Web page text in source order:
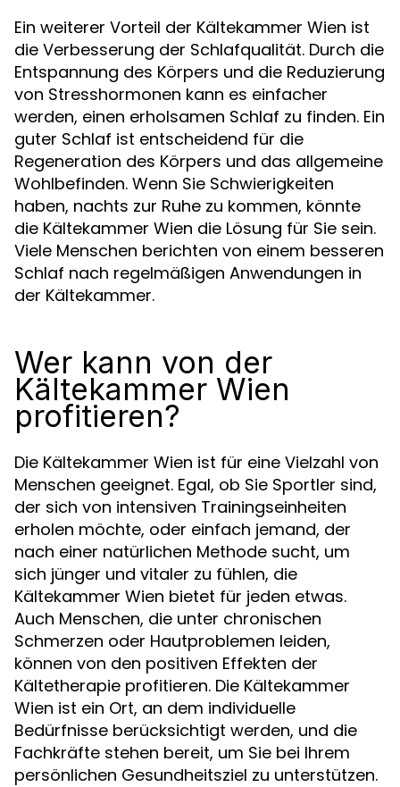
Ein weiterer Vorteil der Kältekammer Wien ist
die Verbesserung der Schlafqualität. Durch die
Entspannung des Körpers und die Reduzierung
von Stresshormonen kann es einfacher
werden, einen erholsamen Schlaf zu finden. Ein
guter Schlaf ist entscheidend für die
Regeneration des Körpers und das allgemeine
Wohlbefinden. Wenn Sie Schwierigkeiten
haben, nachts zur Ruhe zu kommen, könnte
die Kältekammer Wien die Lösung für Sie sein.
Viele Menschen berichten von einem besseren
Schlaf nach regelmäßigen Anwendungen in
der Kältekammer.
Wer kann von der
Kältekammer Wien
profitieren?
Die Kältekammer Wien ist für eine Vielzahl von
Menschen geeignet. Egal, ob Sie Sportler sind,
der sich von intensiven Trainingseinheiten
erholen möchte, oder einfach jemand, der
nach einer natürlichen Methode sucht, um
sich jünger und vitaler zu fühlen, die
Kältekammer Wien bietet für jeden etwas.
Auch Menschen, die unter chronischen
Schmerzen oder Hautproblemen leiden,
können von den positiven Effekten der
Kältetherapie profitieren. Die Kältekammer
Wien ist ein Ort, an dem individuelle
Bedürfnisse berücksichtigt werden, und die
Fachkräfte stehen bereit, um Sie bei Ihrem
persönlichen Gesundheitsziel zu unterstützen.